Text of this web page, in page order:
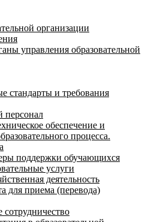
организации
управления образовательной
стандарты и требования
персонал
обеспечение и
процесса.
поддержки обучающихся
услуги
деятельность
для приема (перевода)